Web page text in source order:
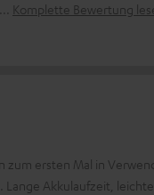
Komplette Bewertung
zum ersten Mal in
Lange Akkulaufzeit,